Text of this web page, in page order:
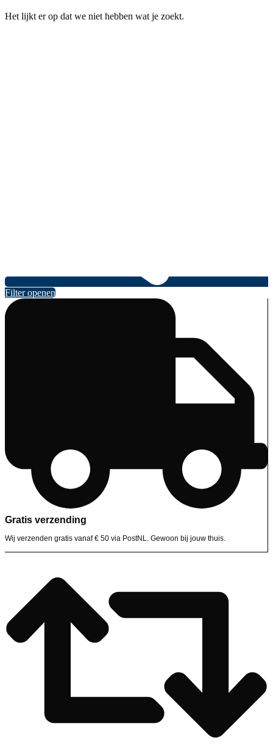
Het lijkt er op dat we niet hebben wat je zoekt.
Filter openen
Gratis verzending
Wij verzenden gratis vanaf € 50 via PostNL. Gewoon bij jouw thuis.